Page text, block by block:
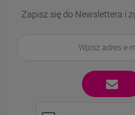
Zapisz się do Newslettera i